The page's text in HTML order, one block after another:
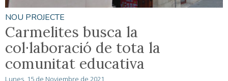
NOU PROJECTE
Carmelites busca la
col·laboració de tota la
comunitat educativa
Lunes, 15 de Noviembre de 2021